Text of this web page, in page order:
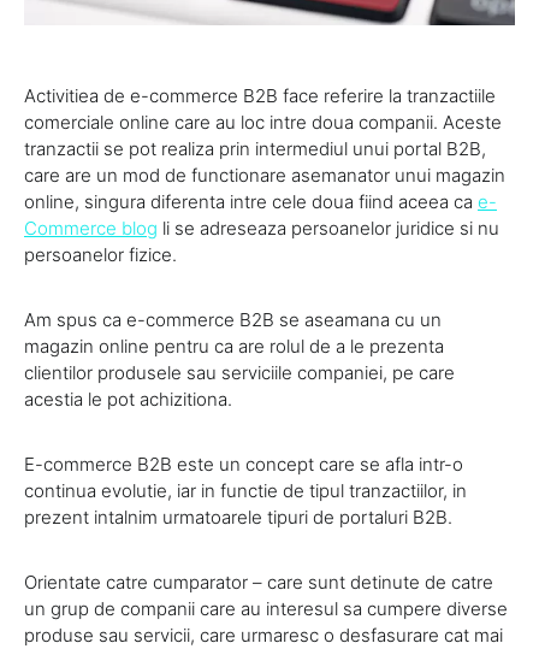
Activitiea de e-commerce B2B face referire la tranzactiile
comerciale online care au loc intre doua companii. Aceste
tranzactii se pot realiza prin intermediul unui portal B2B,
care are un mod de functionare asemanator unui magazin
online, singura diferenta intre cele doua fiind aceea ca e-
Commerce blog li se adreseaza persoanelor juridice si nu
persoanelor fizice.
Am spus ca e-commerce B2B se aseamana cu un
magazin online pentru ca are rolul de a le prezenta
clientilor produsele sau serviciile companiei, pe care
acestia le pot achizitiona.
E-commerce B2B este un concept care se afla intr-o
continua evolutie, iar in functie de tipul tranzactiilor, in
prezent intalnim urmatoarele tipuri de portaluri B2B.
Orientate catre cumparator – care sunt detinute de catre
un grup de companii care au interesul sa cumpere diverse
produse sau servicii, care urmaresc o desfasurare cat mai